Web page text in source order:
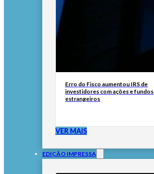
Erro do Fisco aumentou IRS de
investidores com ações e fundos
estrangeiros
VER MAIS
EDIÇÃO IMPRESSA